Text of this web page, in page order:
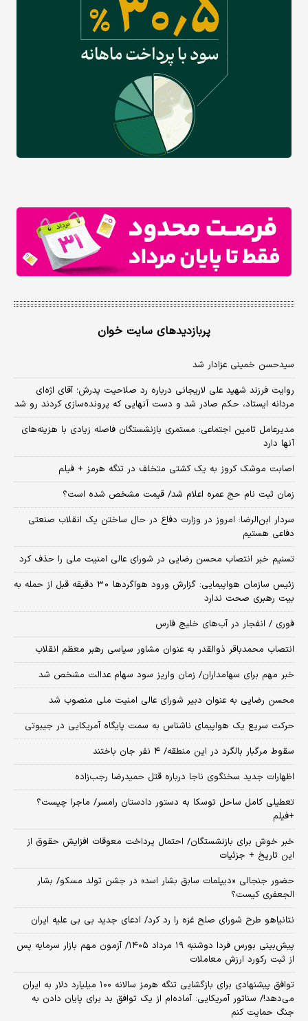
پربازدیدهای سایت خوان
سیدحسن خمینی عزادار شد
روایت فرزند شهید علی لاریجانی درباره رد صلاحیت پدرش؛ آقای اژه‌ای
مردانه ایستاد، حکم صادر شد و دست آنهایی که پرونده‌سازی کردند رو شد
مدیرعامل تامین اجتماعی: مستمری بازنشستگان فاصله زیادی با هزینه‌های
آنها دارد
اصابت موشک کروز به یک کشتی متخلف در تنگه هرمز + فیلم
زمان ثبت‌ نام حج عمره اعلام شد/ قیمت مشخص شده است؟
سردار ابن‌الرضا: امروز در وزارت دفاع در حال ساختن یک انقلاب صنعتی
دفاعی هستیم
تسنیم خبر انتصاب محسن رضایی در شورای عالی امنیت ملی را حذف کرد
زئیس سازمان هواپیمایی: گزارش ورود هواگردها ٣٠ دقیقه قبل از حمله به
بیت رهبری صحت ندارد
فوری / انفجار در آب‌های خلیج فارس
انتصاب محمدباقر ذوالقدر به عنوان مشاور سیاسی رهبر معظم انقلاب
خبر مهم برای سهامداران/ زمان واریز سود سهام عدالت مشخص شد
محسن رضایی به عنوان دبیر شورای عالی امنیت ملی منصوب شد
حرکت سریع یک هواپیمای ناشناس به سمت پایگاه آمریکایی در جیبوتی
سقوط مرگبار بالگرد در این منطقه/ ۴ نفر جان باختند
اظهارات جدید سخنگوی ناجا درباره قتل حمیدرضا رجب‌زاده
تعطیلی کامل ساحل توسکا به دستور دادستان رامسر/ ماجرا چیست؟
+فیلم
خبر خوش برای بازنشستگان/ احتمال پرداخت معوقات افزایش حقوق از
این تاریخ + جزئیات
حضور جنجالی «دیپلمات سابق بشار اسد» در جشن تولد مسکو/ بشار
الجعفری کیست؟
نتانیاهو طرح شورای صلح غزه را رد کرد/ ادعای جدید بی بی علیه ایران
​پیش‌بینی بورس فردا دوشنبه ۱۹ مرداد ۱۴۰۵/ آزمون مهم بازار سرمایه پس
از ثبت رکورد ارزش معاملات
توافق پیشنهادی برای بازگشایی تنگه هرمز سالانه ۱۰۰ میلیارد دلار به ایران
می‌دهد!/ سناتور آمریکایی: آماده‌ام از یک توافق بد برای پایان دادن به
جنگ حمایت کنم